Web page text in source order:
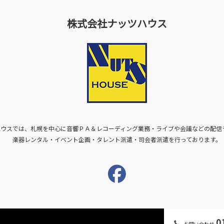
株式会社ナッツハウス
スでは、札幌を中心に音響ＰＡ＆レコーディング業務・ライブや会議などの配
楽器レンタル・イベント企画・タレント派遣・司会者派遣を行っております。